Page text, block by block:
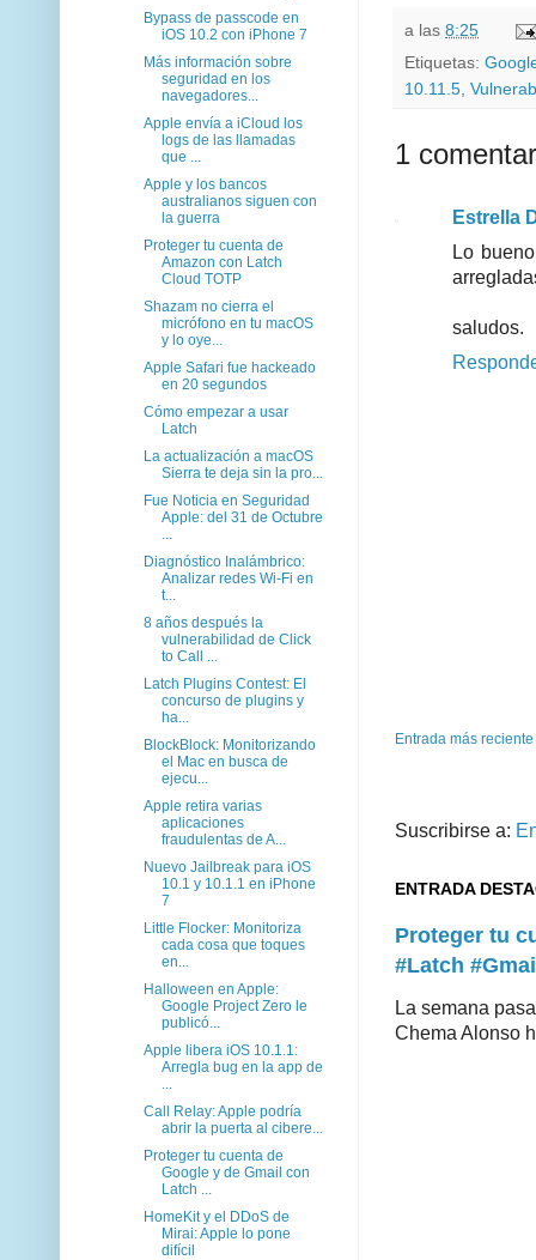
a las 8:25
Etiquetas:
10.11.5,
1
Estrella
Lo
saludos.
Entrada más reciente
Suscribirse a:
ENTRADA
Proteger tu
#Latch
La semana
Chema Alonso
Bypass de passcode en
iOS 10.2 con iPhone 7
Más información sobre
seguridad en los
navegadores...
Apple envía a iCloud los
logs de las llamadas
que ...
Apple y los bancos
australianos siguen con
la guerra
Proteger tu cuenta de
Amazon con Latch
Cloud TOTP
Shazam no cierra el
micrófono en tu macOS
y lo oye...
Apple Safari fue hackeado
en 20 segundos
Cómo empezar a usar
Latch
La actualización a macOS
Sierra te deja sin la pro...
Fue Noticia en Seguridad
Apple: del 31 de Octubre
Diagnóstico Inalámbrico:
Analizar redes Wi-Fi en
t...
8 años después la
vulnerabilidad de Click
to Call ...
Latch Plugins Contest: El
concurso de plugins y
ha...
BlockBlock: Monitorizando
el Mac en busca de
ejecu...
Apple retira varias
aplicaciones
fraudulentas de A...
Nuevo Jailbreak para iOS
10.1 y 10.1.1 en iPhone
7
Little Flocker: Monitoriza
cada cosa que toques
en...
Halloween en Apple:
Google Project Zero le
publicó...
Apple libera iOS 10.1.1:
Arregla bug en la app de
Call Relay: Apple podría
abrir la puerta al cibere...
Proteger tu cuenta de
Google y de Gmail con
Latch ...
HomeKit y el DDoS de
Mirai: Apple lo pone
difícil